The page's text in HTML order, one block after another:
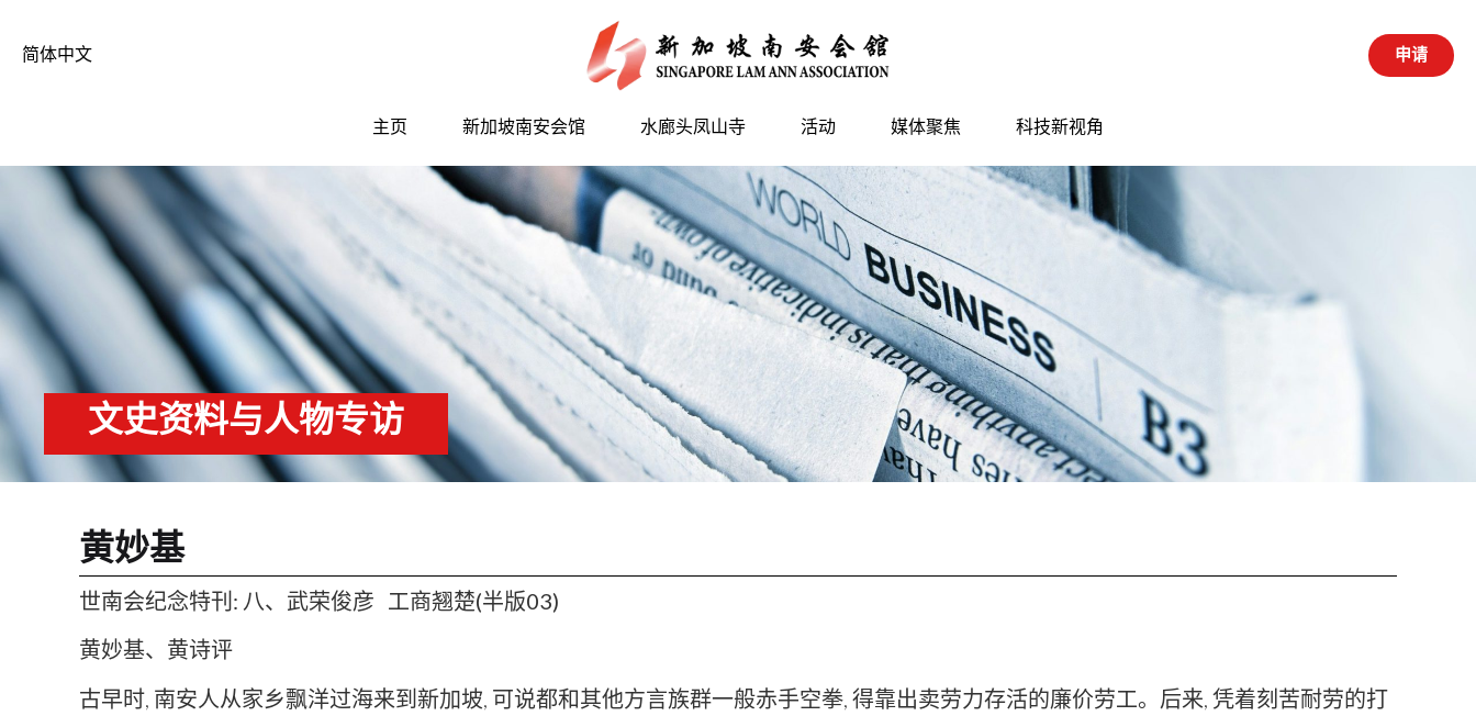
简体中文 申请
主页 新加坡南安会馆 水廊头凤山寺 活动 媒体聚焦 科技新视角
文史资料与人物专访
黄妙基
世南会纪念特刊: 八、武荣俊彦 工商翘楚(半版03)
黄妙基、黄诗评
古早时, 南安人从家乡飘洋过海来到新加坡, 可说都和其他方言族群一般赤手空拳, 得靠出卖劳力存活的廉价劳工。后来, 凭着刻苦耐劳的打